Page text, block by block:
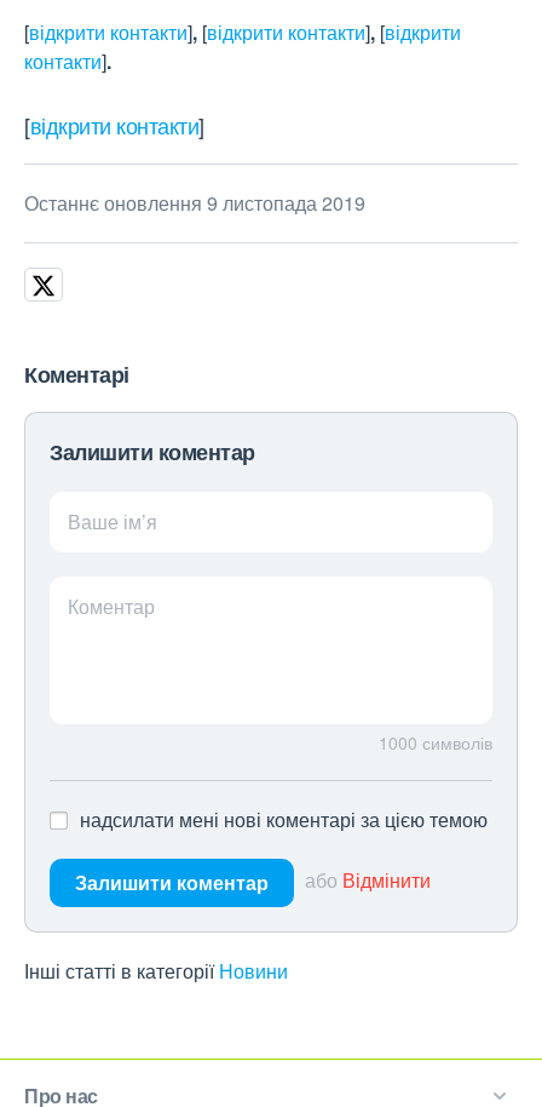
[відкрити контакти], [відкрити контакти], [відкрити
контакти].
[відкрити контакти]
Останнє оновлення 9 листопада 2019
Коментарі
Залишити коментар
Ваше ім’я
Коментар
1000 символів
надсилати мені нові коментарі за цією темою
Залишити коментар або Відмінити
Інші статті в категорії Новини
Про нас